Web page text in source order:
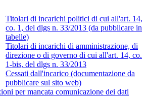
Titolari di incarichi politici di cui all'art. 14,
co. 1, del dlgs n. 33/2013 (da pubblicare in
tabelle)
Titolari di incarichi di amministrazione, di
direzione o di governo di cui all'art. 14, co.
1-bis, del dlgs n. 33/2013
Cessati dall'incarico (documentazione da
pubblicare sul sito web)
per mancata comunicazione dei dati